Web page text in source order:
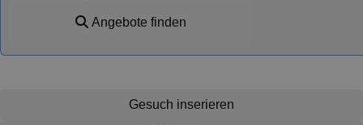
Angebote finden
Gesuch inserieren